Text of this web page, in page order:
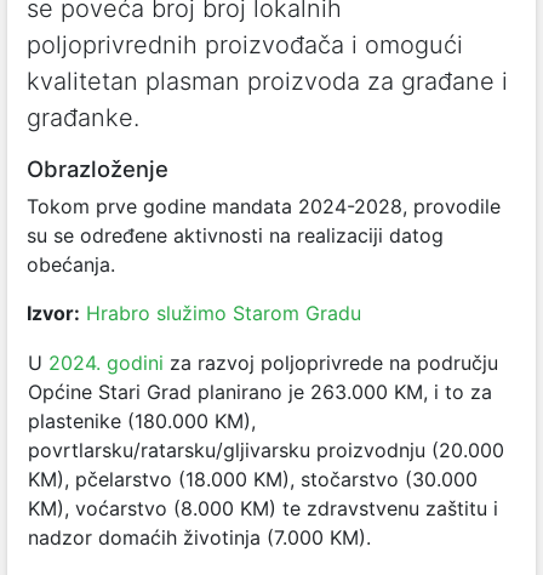
se poveća broj broj lokalnih
poljoprivrednih proizvođača i omogući
kvalitetan plasman proizvoda za građane i
građanke.
Obrazloženje
Tokom prve godine mandata 2024-2028, provodile
su se određene aktivnosti na realizaciji datog
obećanja.
Izvor: Hrabro služimo Starom Gradu
U 2024. godini za razvoj poljoprivrede na području
Općine Stari Grad planirano je 263.000 KM, i to za
plastenike (180.000 KM),
povrtlarsku/ratarsku/gljivarsku proizvodnju (20.000
KM), pčelarstvo (18.000 KM), stočarstvo (30.000
KM), voćarstvo (8.000 KM) te zdravstvenu zaštitu i
nadzor domaćih životinja (7.000 KM).